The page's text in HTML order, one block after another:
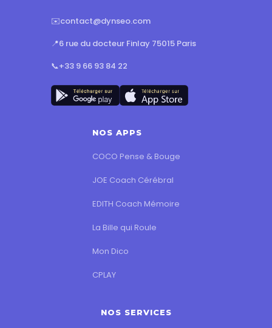
✉️contact@dynseo.com
📍6 rue du docteur Finlay 75015 Paris
📞+33 9 66 93 84 22
NOS APPS
COCO Pense & Bouge
JOE Coach Cérébral
EDITH Coach Mémoire
La Bille qui Roule
Mon Dico
CPLAY
NOS SERVICES